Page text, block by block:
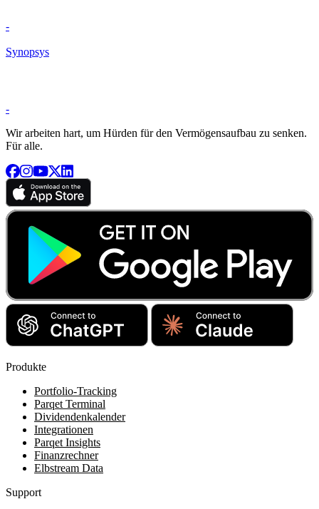
-
Synopsys
-
Wir arbeiten hart, um Hürden für den Vermögensaufbau zu senken.
Für alle.
Produkte
Portfolio-Tracking
Parqet Terminal
Dividendenkalender
Integrationen
Parqet Insights
Finanzrechner
Elbstream Data
Support